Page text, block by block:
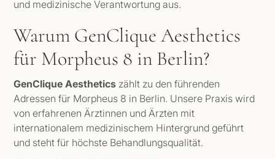
und medizinische Verantwortung aus.
Warum GenClique Aesthetics
für Morpheus 8 in Berlin?
GenClique Aesthetics zählt zu den führenden
Adressen für Morpheus 8 in Berlin. Unsere Praxis wird
von erfahrenen Ärztinnen und Ärzten mit
internationalem medizinischem Hintergrund geführt
und steht für höchste Behandlungsqualität.